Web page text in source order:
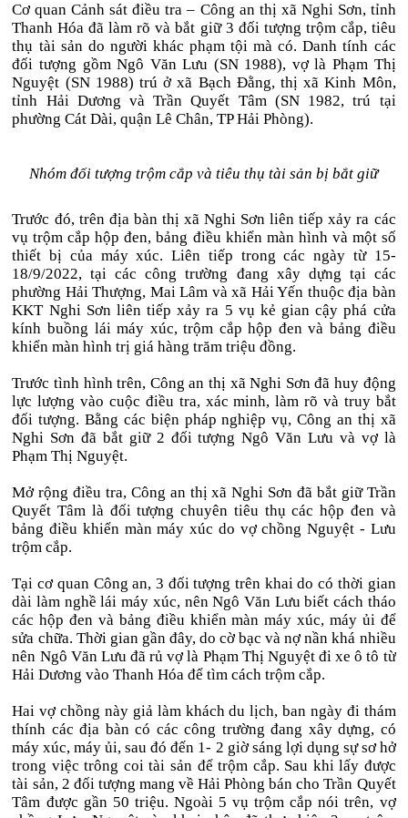
Cơ quan Cảnh sát điều tra – Công an thị xã Nghi Sơn, tỉnh
Thanh Hóa đã làm rõ và bắt giữ 3 đối tượng trộm cắp, tiêu
thụ tài sản do người khác phạm tội mà có. Danh tính các
đối tượng gồm Ngô Văn Lưu (SN 1988), vợ là Phạm Thị
Nguyệt (SN 1988) trú ở xã Bạch Đằng, thị xã Kinh Môn,
tỉnh Hải Dương và Trần Quyết Tâm (SN 1982, trú tại
phường Cát Dài, quận Lê Chân, TP Hải Phòng).
Nhóm đối tượng trộm cắp và tiêu thụ tài sản bị bắt giữ
Trước đó, trên địa bàn thị xã Nghi Sơn liên tiếp xảy ra các
vụ trộm cắp hộp đen, bảng điều khiển màn hình và một số
thiết bị của máy xúc. Liên tiếp trong các ngày từ 15-
18/9/2022, tại các công trường đang xây dựng tại các
phường Hải Thượng, Mai Lâm và xã Hải Yến thuộc địa bàn
KKT Nghi Sơn liên tiếp xảy ra 5 vụ kẻ gian cậy phá cửa
kính buồng lái máy xúc, trộm cắp hộp đen và bảng điều
khiển màn hình trị giá hàng trăm triệu đồng.
Trước tình hình trên, Công an thị xã Nghi Sơn đã huy động
lực lượng vào cuộc điều tra, xác minh, làm rõ và truy bắt
đối tượng. Bằng các biện pháp nghiệp vụ, Công an thị xã
Nghi Sơn đã bắt giữ 2 đối tượng Ngô Văn Lưu và vợ là
Phạm Thị Nguyệt.
Mở rộng điều tra, Công an thị xã Nghi Sơn đã bắt giữ Trần
Quyết Tâm là đối tượng chuyên tiêu thụ các hộp đen và
bảng điều khiển màn máy xúc do vợ chồng Nguyệt - Lưu
trộm cắp.
Tại cơ quan Công an, 3 đối tượng trên khai do có thời gian
dài làm nghề lái máy xúc, nên Ngô Văn Lưu biết cách tháo
các hộp đen và bảng điều khiển màn máy xúc, máy ủi để
sửa chữa. Thời gian gần đây, do cờ bạc và nợ nần khá nhiều
nên Ngô Văn Lưu đã rủ vợ là Phạm Thị Nguyệt đi xe ô tô từ
Hải Dương vào Thanh Hóa để tìm cách trộm cắp.
Hai vợ chồng này giả làm khách du lịch, ban ngày đi thám
thính các địa bàn có các công trường đang xây dựng, có
máy xúc, máy ủi, sau đó đến 1- 2 giờ sáng lợi dụng sự sơ hở
trong việc trông coi tài sản để trộm cắp. Sau khi lấy được
tài sản, 2 đối tượng mang về Hải Phòng bán cho Trần Quyết
Tâm được gần 50 triệu. Ngoài 5 vụ trộm cắp nói trên, vợ